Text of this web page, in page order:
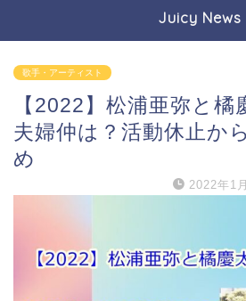
Juicy News
歌手・アーティスト
【2022】松浦亜弥と橘
夫婦仲は？活動休止か
め
2022年1